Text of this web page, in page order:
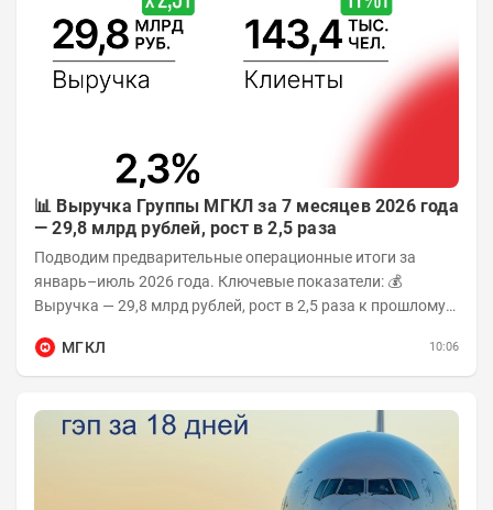
📊 Выручка Группы МГКЛ за 7 месяцев 2026 года
— 29,8 млрд рублей, рост в 2,5 раза
Подводим предварительные операционные итоги за
январь–июль 2026 года. Ключевые показатели: 💰
Выручка — 29,8 млрд рублей, рост в 2,5 раза к прошлому
МГКЛ
10:06